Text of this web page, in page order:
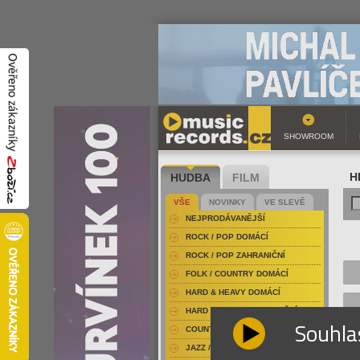
SHOWROOM
HUDBA FILM
VŠE NOVINKY
VE SLEVĚ
NEJPRODÁVANĚJŠÍ
ROCK / POP DOMÁCÍ
ROCK / POP ZAHRANIČNÍ
FOLK / COUNTRY DOMÁCÍ
HARD & HEAVY DOMÁCÍ
HARD & HEAVY ZAHRANIČNÍ
COUNTRY
JAZZ / BLUES